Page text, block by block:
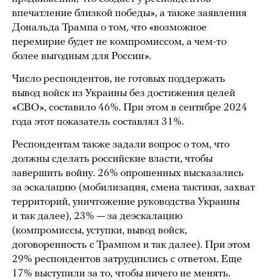
впечатление близкой победы», а также заявления
Дональда Трампа о том, что «возможное
перемирие будет не компромиссом, а чем-то
более выгодным для России».
Число респондентов, не готовых поддержать
вывод войск из Украины без достижения целей
«СВО», составило 46%. При этом в сентябре 2024
года этот показатель составлял 31%.
Респондентам также задали вопрос о том, что
должны сделать российские власти, чтобы
завершить войну. 26% опрошенных высказались
за эскалацию (мобилизация, смена тактики, захват
территорий, уничтожение руководства Украины
и так далее), 23% — за деэскалацию
(компромиссы, уступки, вывод войск,
договоренность с Трампом и так далее). При этом
29% респондентов затруднились с ответом. Еще
17% выступили за то, чтобы ничего не менять.